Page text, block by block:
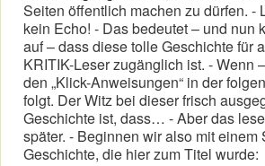
Seiten öffentlich machen zu dürfen. -
kein Echo! - Das bedeutet – und nun
auf – dass diese tolle Geschichte für
KRITIK-Leser zugänglich ist. - Wenn
den „Klick-Anweisungen“ in der
folgt. Der Witz bei dieser frisch
Geschichte ist, dass… - Aber das
später. - Beginnen wir also mit einem
Geschichte, die hier zum Titel wurde: